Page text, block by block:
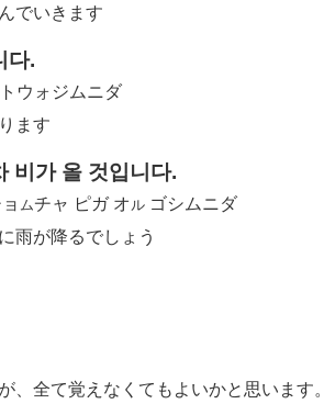
でいきます
다.
トウォジムニダ
ます
비가 올 것입니다.
ムチャ ピガ オ ル ゴシムニダ
雨が降るでしょう
、全て覚えなくてもよいかと思います。